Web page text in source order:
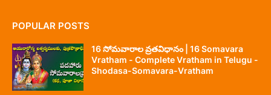
POPULAR POSTS
16 సోమవారాల వ్రతవిధానం | 16 Somavara
Vratham - Complete Vratham in Telugu -
Shodasa-Somavara-Vratham